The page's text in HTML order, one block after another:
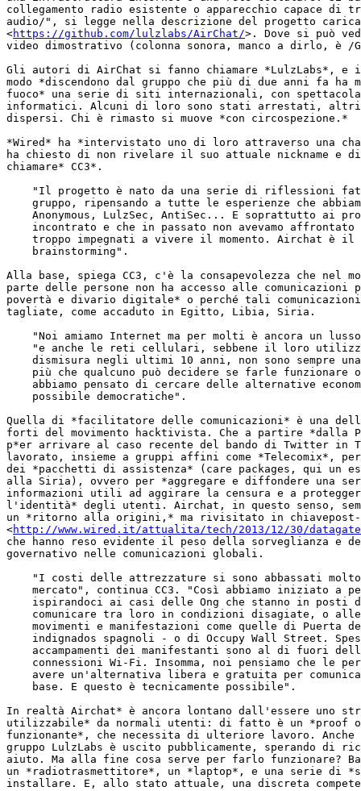
collegamento radio esistente o apparecchio capace di
audio/", si legge nella descrizione del progetto
<https://github.com/lulzlabs/AirChat/>. Dove si può
video dimostrativo (colonna sonora, manco a dirlo, è
Gli autori di AirChat si fanno chiamare *LulzLabs*, e
modo *discendono dal gruppo che più di due anni fa ha
fuoco* una serie di siti internazionali, con
informatici. Alcuni di loro sono stati arrestati, altri
dispersi. Chi è rimasto si muove *con circospezione.*
*Wired* ha *intervistato uno di loro attraverso una
ha chiesto di non rivelare il suo attuale nickname e
chiamare* CC3*.
"Il progetto è nato da una serie di riflessioni
gruppo, ripensando a tutte le esperienze che
Anonymous, LulzSec, AntiSec... E soprattutto ai
incontrato e che in passato non avevamo affrontato
troppo impegnati a vivere il momento. Airchat è il
    brainstorming".
Alla base, spiega CC3, c'è la consapevolezza che nel
parte delle persone non ha accesso alle
povertà e divario digitale* o perché tali
tagliate, come accaduto in Egitto, Libia, Siria.
"Noi amiamo Internet ma per molti è ancora un
"e anche le reti cellulari, sebbene il loro
dismisura negli ultimi 10 anni, non sono sempre
più che qualcuno può decidere se farle funzionare
abbiamo pensato di cercare delle alternative
    possibile democratiche".
Quella di *facilitatore delle comunicazioni* è una
forti del movimento hacktivista. Che a partire *dalla
p*er arrivare al caso recente del bando di Twitter in
lavorato, insieme a gruppi affini come *Telecomix*,
dei *pacchetti di assistenza* (care packages, qui un
alla Siria), ovvero per *aggregare e diffondere una
informazioni utili ad aggirare la censura e a
l'identità* degli utenti. Airchat, in questo senso,
un *ritorno alla origini,* ma rivisitato in chiavepost-
<http://www.wired.it/attualita/tech/2013/12/30/
che hanno reso evidente il peso della sorveglianza e
governativo nelle comunicazioni globali.
"I costi delle attrezzature si sono abbassati
mercato", continua CC3. "Così abbiamo iniziato a
ispirandoci ai casi delle Ong che stanno in posti
comunicare tra loro in condizioni disagiate, o
movimenti e manifestazioni come quelle di Puerta
indignados spagnoli - o di Occupy Wall Street.
accampamenti dei manifestanti sono al di fuori
connessioni Wi-Fi. Insomma, noi pensiamo che le
avere un'alternativa libera e gratuita per
    base. E questo è tecnicamente possibile".
In realtà Airchat* è ancora lontano dall'essere uno
utilizzabile* da normali utenti: di fatto è un *proof
funzionante*, che necessita di ulteriore lavoro.
gruppo LulzLabs è uscito pubblicamente, sperando di
aiuto. Ma alla fine cosa serve per farlo funzionare?
un *radiotrasmettitore*, un *laptop*, e una serie di
installare. E, allo stato attuale, una discreta